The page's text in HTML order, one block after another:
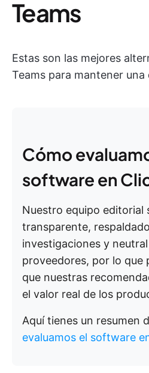
Teams
Estas son las mejores
Teams para mantener
Cómo
software en
Nuestro equipo editorial
transparente,
investigaciones y
proveedores, por lo que
que nuestras
el valor real de los
Aquí tienes un resumen
evaluamos el software